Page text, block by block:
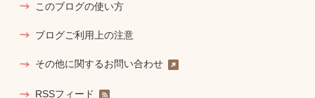
このブログの使い方
ブログご利用上の注意
その他に関するお問い合わせ
RSSフィード